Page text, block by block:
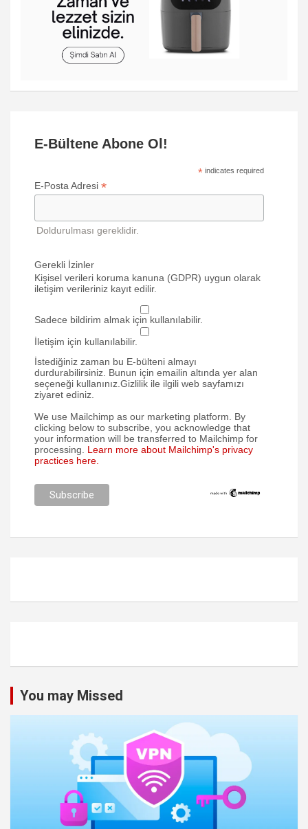
E-Bültene Abone Ol!
* indicates required
E-Posta Adresi *
Doldurulması gereklidir.
Gerekli İzinler
Kişisel verileri koruma kanuna (GDPR) uygun olarak
iletişim verileriniz kayıt edilir.
Sadece bildirim almak için kullanılabilir.
İletişim için kullanılabilir.
İstediğiniz zaman bu E-bülteni almayı
durdurabilirsiniz. Bunun için emailin altında yer alan
seçeneği kullanınız.Gizlilik ile ilgili web sayfamızı
ziyaret ediniz.
We use Mailchimp as our marketing platform. By
clicking below to subscribe, you acknowledge that
your information will be transferred to Mailchimp for
processing. Learn more about Mailchimp's privacy
practices here.
You may Missed